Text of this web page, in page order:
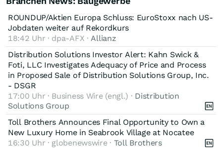
ROUNDUP/Aktien Europa Schluss: EuroStoxx nach US-
Jobdaten weiter auf Rekordkurs
18:42 Uhr · dpa-AFX · Allianz
Distribution Solutions Investor Alert: Kahn Swick &
Foti, LLC Investigates Adequacy of Price and Process
in Proposed Sale of Distribution Solutions Group, Inc.
- DSGR
17:00 Uhr · Business Wire (engl.) · Distribution
Solutions Group
Toll Brothers Announces Final Opportunity to Own a
New Luxury Home in Seabrook Village at Nocatee
16:30 Uhr · globenewswire · Toll Brothers